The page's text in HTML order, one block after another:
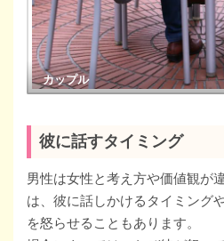
カップル
彼に話すタイミング
男性は女性と考え方や価値観が
は、彼に話しかけるタイミング
を怒らせることもあります。